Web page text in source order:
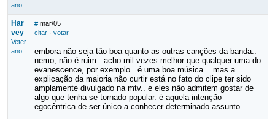
ano
Har
vey
Veter
ano
# mar/05
citar· votar
embora não seja tão boa quanto as outras canções da banda..
nemo, não é ruim.. acho mil vezes melhor que qualquer uma do
evanescence, por exemplo.. é uma boa música... mas a
explicação da maioria não curtir está no fato do clipe ter sido
amplamente divulgado na mtv.. e eles não admitem gostar de
algo que tenha se tornado popular. é aquela intenção
egocêntrica de ser único a conhecer determinado assunto..